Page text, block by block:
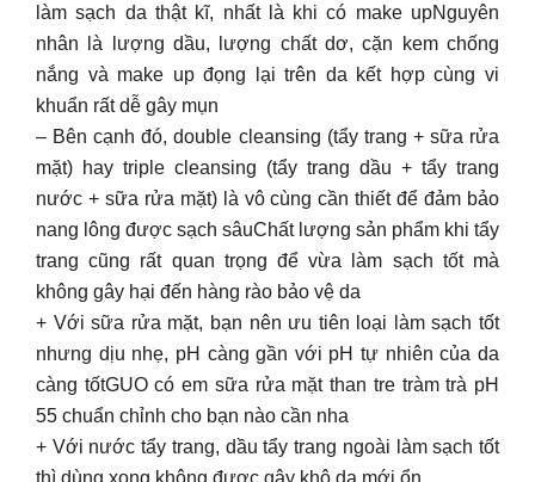
làm sạch da thật kĩ, nhất là khi có make upNguyên
nhân là lượng dầu, lượng chất dơ, cặn kem chống
nắng và make up đọng lại trên da kết hợp cùng vi
khuẩn rất dễ gây mụn
– Bên cạnh đó, double cleansing (tẩy trang + sữa rửa
mặt) hay triple cleansing (tẩy trang dầu + tẩy trang
nước + sữa rửa mặt) là vô cùng cần thiết để đảm bảo
nang lông được sạch sâuChất lượng sản phẩm khi tẩy
trang cũng rất quan trọng để vừa làm sạch tốt mà
không gây hại đến hàng rào bảo vệ da
+ Với sữa rửa mặt, bạn nên ưu tiên loại làm sạch tốt
nhưng dịu nhẹ, pH càng gần với pH tự nhiên của da
càng tốtGUO có em sữa rửa mặt than tre tràm trà pH
55 chuẩn chỉnh cho bạn nào cần nha
+ Với nước tẩy trang, dầu tẩy trang ngoài làm sạch tốt
thì dùng xong không được gây khô da mới ổn